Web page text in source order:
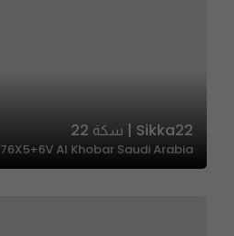
Sikka22 | سكة 22
76X5+6V Al Khobar Saudi Arabia